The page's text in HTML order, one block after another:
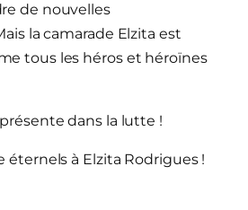
de nouvelles
la camarade Elzita est
tous les héros et héroïnes
dans la lutte !
éternels à Elzita Rodrigues !